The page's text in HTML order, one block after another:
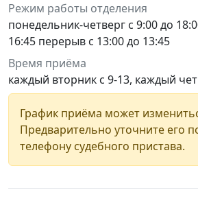
Режим работы отделения
понедельник-четверг с 9:00 до
16:45 перерыв с 13:00 до 13:45
Время приёма
каждый вторник с 9-13, каждый
График приёма может
Предварительно уточните его
телефону судебного пристава.